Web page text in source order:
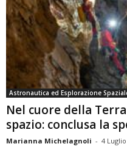
Astronautica ed Esplorazione
Nel cuore della
spazio: conclusa la
Marianna Michelagnoli - 4